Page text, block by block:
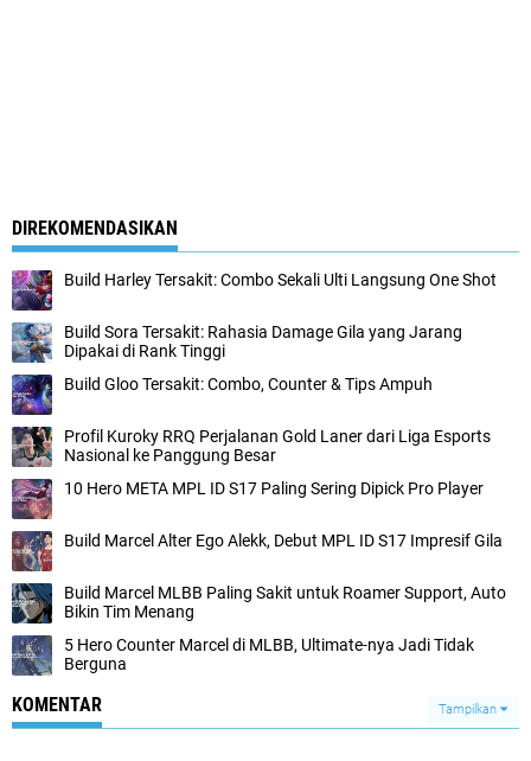
DIREKOMENDASIKAN
Build Harley Tersakit: Combo Sekali Ulti Langsung One Shot
Build Sora Tersakit: Rahasia Damage Gila yang Jarang
Dipakai di Rank Tinggi
Build Gloo Tersakit: Combo, Counter & Tips Ampuh
Profil Kuroky RRQ Perjalanan Gold Laner dari Liga Esports
Nasional ke Panggung Besar
10 Hero META MPL ID S17 Paling Sering Dipick Pro Player
Build Marcel Alter Ego Alekk, Debut MPL ID S17 Impresif Gila
Build Marcel MLBB Paling Sakit untuk Roamer Support, Auto
Bikin Tim Menang
5 Hero Counter Marcel di MLBB, Ultimate-nya Jadi Tidak
Berguna
KOMENTAR Tampilkan